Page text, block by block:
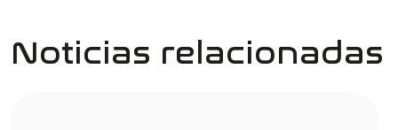
Noticias relacionadas